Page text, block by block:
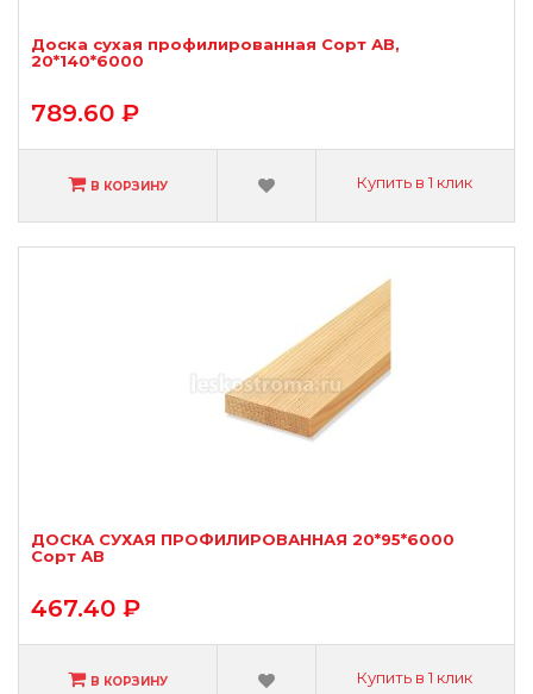
Доска сухая профилированная Сорт АВ,
20*140*6000
789.60 ₽
В КОРЗИНУ Купить в 1 клик
ДОСКА СУХАЯ ПРОФИЛИРОВАННАЯ 20*95*6000
Сорт АВ
467.40 ₽
В КОРЗИНУ Купить в 1 клик